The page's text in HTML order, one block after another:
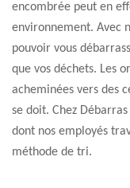
encombrée peut en
environnement. Avec
pouvoir vous
que vos déchets. Les
acheminées vers des
se doit. Chez
dont nos employés
méthode de tri.